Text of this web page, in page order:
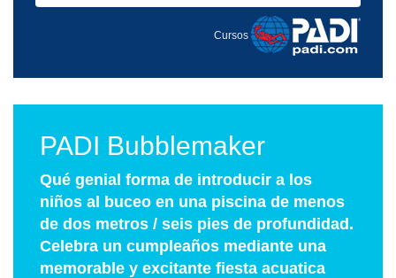
Cursos
PADI Bubblemaker
Qué genial forma de introducir a los
niños al buceo en una piscina de menos
de dos metros / seis pies de profundidad.
Celebra un cumpleaños mediante una
memorable y excitante fiesta acuatica